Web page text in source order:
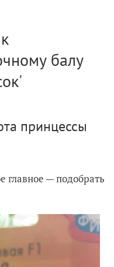
распикировала
балу
принцессы
главное — подобрать